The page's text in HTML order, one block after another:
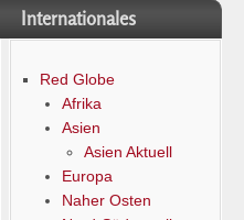
Internationales
Red Globe
Afrika
Asien
Asien Aktuell
Europa
Naher Osten